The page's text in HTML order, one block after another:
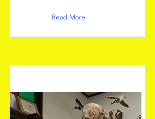
Read More